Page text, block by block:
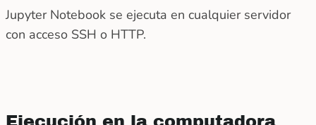
Jupyter Notebook se ejecuta en cualquier servidor
con acceso SSH o HTTP.